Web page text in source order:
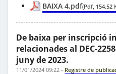
BAIXA 4.pdf(Pdf, 154.52
De baixa per inscripció
relacionades al DEC-
juny de 2023.
11/01/2024 09:22 - Registre de